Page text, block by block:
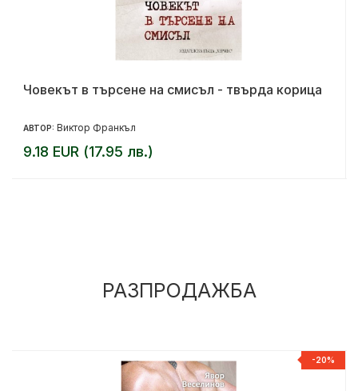
Човекът в търсене на смисъл - твърда корица
АВТОР: Виктор Франкъл
9.18 EUR (17.95 лв.)
РАЗПРОДАЖБА
-20%